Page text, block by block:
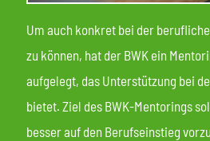
Um auch konkret bei der
zu können, hat der BWK ein
aufgelegt, das Unterstützung bei
bietet. Ziel des BWK-Mentorings
besser auf den Berufseinstieg